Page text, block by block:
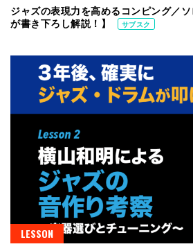
ジャズの表現力を高めるコンピング／
が書き下ろし解説！】
サブスク
LESSON